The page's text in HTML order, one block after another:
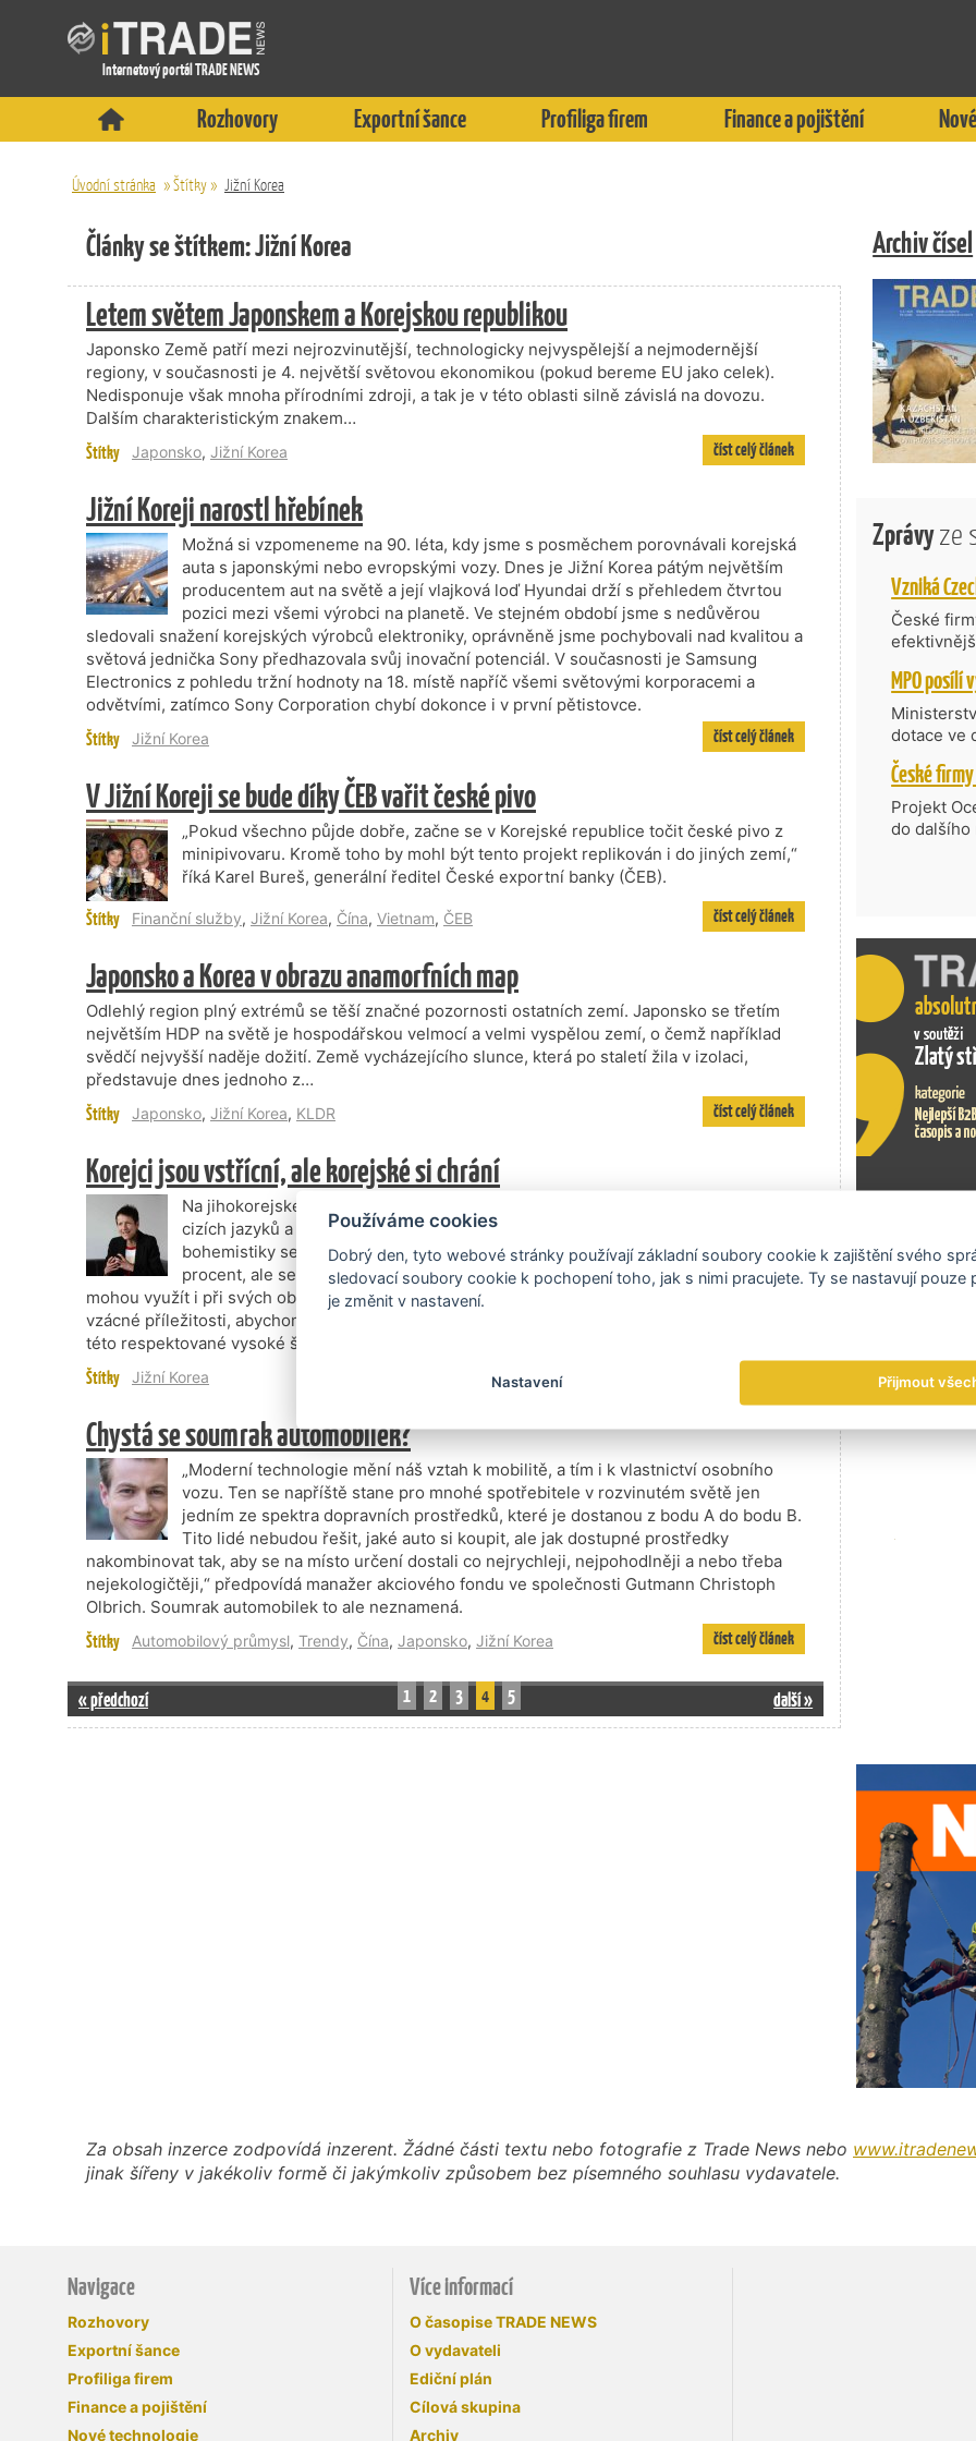
Internetový portál TRADE NEWS
Rozhovory Exportní šance Profiliga firem Finance a pojištění
Úvodní stránka »Štítky» Jižní Korea
Články se štítkem: Jižní Korea
Letem světem Japonskem a Korejskou republikou
Japonsko Země patří mezi nejrozvinutější, technologicky nejvyspělejší a nejmodernější
regiony, v současnosti je 4. největší světovou ekonomikou (pokud bereme EU jako celek).
Nedisponuje však mnoha přírodními zdroji, a tak je v této oblasti silně závislá na dovozu.
Dalším charakteristickým znakem…
Štítky Japonsko, Jižní Korea číst celý článek
Jižní Koreji narostl hřebínek
Možná si vzpomeneme na 90. léta, kdy jsme s posměchem porovnávali korejská
auta s japonskými nebo evropskými vozy. Dnes je Jižní Korea pátým největším
producentem aut na světě a její vlajková loď Hyundai drží s přehledem čtvrtou
pozici mezi všemi výrobci na planetě. Ve stejném období jsme s nedůvěrou
sledovali snažení korejských výrobců elektroniky, oprávněně jsme pochybovali nad kvalitou a
světová jednička Sony předhazovala svůj inovační potenciál. V současnosti je Samsung
Electronics z pohledu tržní hodnoty na 18. místě napříč všemi světovými korporacemi a
odvětvími, zatímco Sony Corporation chybí dokonce i v první pětistovce.
Štítky Jižní Korea číst celý článek
V Jižní Koreji se bude díky ČEB vařit české pivo
„Pokud všechno půjde dobře, začne se v Korejské republice točit české pivo z
minipivovaru. Kromě toho by mohl být tento projekt replikován i do jiných zemí,“
říká Karel Bureš, generální ředitel České exportní banky (ČEB).
Štítky Finanční služby, Jižní Korea, Čína, Vietnam, ČEB číst celý článek
Japonsko a Korea v obrazu anamorfních map
Odlehlý region plný extrémů se těší značné pozornosti ostatních zemí. Japonsko se třetím
největším HDP na světě je hospodářskou velmocí a velmi vyspělou zemí, o čemž například
svědčí nejvyšší naděje dožití. Země vycházejícího slunce, která po staletí žila v izolaci,
představuje dnes jednoho z…
Štítky Japonsko, Jižní Korea, KLDR číst celý článek
Korejci jsou vstřícní, ale korejské si chrání
Na jihokorejské Hankuk University of Foreign Studies se vyučuje pětačtyřicet
cizích jazyků a jedním z nich je čeština. „Ze 150 absolventů bakalářského studia
bohemistiky se bude v budoucnu tímto oborem zabývat tak nanejvýš pět
procent, ale seznámí se s českým světem, jeho historií a kulturou. Své znalosti
mohou využít i při svých obchodních aktivitách,“ říká Ivana Bozděchová. Nedávno jsme využili
vzácné příležitosti, abychom si s ní popovídali o jejím dvouapůlletém angažmá profesorky na
této respektované vysoké škole.
Štítky Jižní Korea
Chystá se soumrak automobilek?
„Moderní technologie mění náš vztah k mobilitě, a tím i k vlastnictví osobního
vozu. Ten se napříště stane pro mnohé spotřebitele v rozvinutém světě jen
jedním ze spektra dopravních prostředků, které je dostanou z bodu A do bodu B.
Tito lidé nebudou řešit, jaké auto si koupit, ale jak dostupné prostředky
nakombinovat tak, aby se na místo určení dostali co nejrychleji, nejpohodlněji a nebo třeba
nejekologičtěji,“ předpovídá manažer akciového fondu ve společnosti Gutmann Christoph
Olbrich. Soumrak automobilek to ale neznamená.
Štítky Automobilový průmysl, Trendy, Čína, Japonsko, Jižní Korea číst celý článek
« předchozí 1 2 3 4 5 další »
Archiv čísel
Zprávyze
České
nabídne
zahraniční
dotace ve
Transfer,
Částkou
umělé
do
Projekt
do dalšího
prosazují
nejen
příběh.
Exportní
Za obsah inzerce zodpovídá inzerent. Žádné části textu nebo fotografie z Trade News nebo
jinak šířeny v jakékoliv formě či jakýmkoliv způsobem bez písemného souhlasu vydavatele.
Navigace
Rozhovory
Exportní šance
Profiliga firem
Finance a pojištění
Nové technologie
Více informací
O časopise TRADE NEWS
O vydavateli
Ediční plán
Cílová skupina
Archiv
Používáme cookies
Dobrý den, tyto webové stránky používají základní soubory cookie k zajištění svého
sledovací soubory cookie k pochopení toho, jak s nimi pracujete. Ty se nastavují pouze
je změnit v nastavení.
Nastavení Přijmout